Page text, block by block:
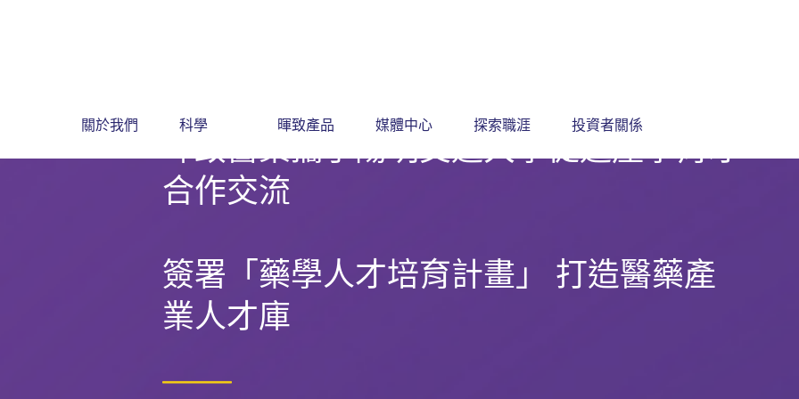
關於我們 科學 暉致產品 媒體中心 探索職涯 投資者關係
暉致醫藥攜手陽明交通大學促進產學育才
合作交流
簽署「藥學人才培育計畫」 打造醫藥產
業人才庫